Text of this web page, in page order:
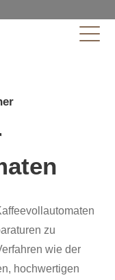
zu
wie der
hochwertigen